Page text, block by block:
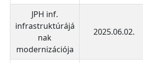
JPH inf.
infrastruktúrájá
nak
modernizációja
2025.06.02.